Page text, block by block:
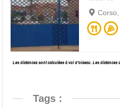
Les distances sont calculées à vol d’oiseau. Les distances
Tags :